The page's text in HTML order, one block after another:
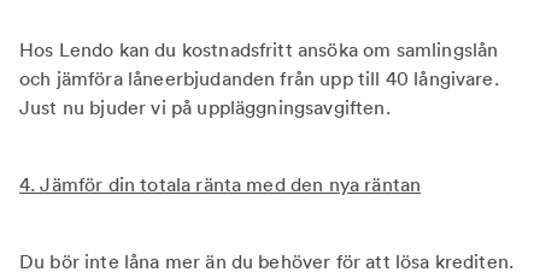
Hos Lendo kan du kostnadsfritt ansöka om samlingslån
och jämföra låneerbjudanden från upp till 40 långivare.
Just nu bjuder vi på uppläggningsavgiften.
4. Jämför din totala ränta med den nya räntan
Du bör inte låna mer än du behöver för att lösa krediten.